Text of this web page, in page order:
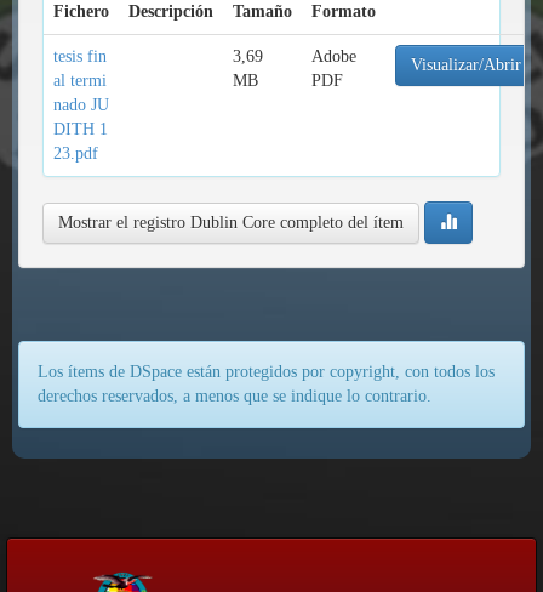
Fichero Descripción Tamaño Formato
tesis fin
al termi
nado JU
DITH 1
23.pdf
3,69
MB
Adobe
PDF
Visualizar/Abrir
Mostrar el registro Dublin Core completo del ítem
Los ítems de DSpace están protegidos por copyright, con todos los
derechos reservados, a menos que se indique lo contrario.